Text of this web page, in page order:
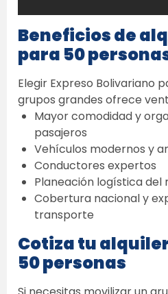
Beneficios de
para 50
Elegir Expreso Bolivariano
grupos grandes ofrece
Mayor comodidad y
pasajeros
Vehículos modernos y
Conductores expertos
Planeación logística del
Cobertura nacional y
transporte
Cotiza tu
50 personas